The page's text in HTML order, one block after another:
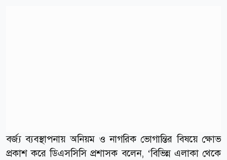
বর্জ্য ব্যবস্থাপনায় অনিয়ম ও নাগরিক ভোগান্তির বিষয়ে ক্ষোভ
প্রকাশ করে ডিএসসিসি প্রশাসক বলেন, ‘বিভিন্ন এলাকা থেকে